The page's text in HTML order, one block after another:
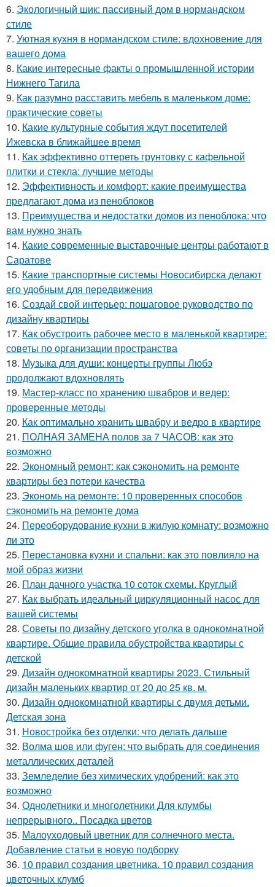
6. Экологичный шик: пассивный дом в нормандском
стиле
7. Уютная кухня в нормандском стиле: вдохновение для
вашего дома
8. Какие интересные факты о промышленной истории
Нижнего Тагила
9. Как разумно расставить мебель в маленьком доме:
практические советы
10. Какие культурные события ждут посетителей
Ижевска в ближайшее время
11. Как эффективно оттереть грунтовку с кафельной
плитки и стекла: лучшие методы
12. Эффективность и комфорт: какие преимущества
предлагают дома из пеноблоков
13. Преимущества и недостатки домов из пеноблока: что
вам нужно знать
14. Какие современные выставочные центры работают в
Саратове
15. Какие транспортные системы Новосибирска делают
его удобным для передвижения
16. Создай свой интерьер: пошаговое руководство по
дизайну квартиры
17. Как обустроить рабочее место в маленькой квартире:
советы по организации пространства
18. Музыка для души: концерты группы Любэ
продолжают вдохновлять
19. Мастер-класс по хранению швабров и ведер:
проверенные методы
20. Как оптимально хранить швабру и ведро в квартире
21. ПОЛНАЯ ЗАМЕНА полов за 7 ЧАСОВ: как это
возможно
22. Экономный ремонт: как сэкономить на ремонте
квартиры без потери качества
23. Экономь на ремонте: 10 проверенных способов
сэкономить на ремонте дома
24. Переоборудование кухни в жилую комнату: возможно
ли это
25. Перестановка кухни и спальни: как это повлияло на
мой образ жизни
26. План дачного участка 10 соток схемы. Круглый
27. Как выбрать идеальный циркуляционный насос для
вашей системы
28. Советы по дизайну детского уголка в однокомнатной
квартире. Общие правила обустройства квартиры с
детской
29. Дизайн однокомнатной квартиры 2023. Стильный
дизайн маленьких квартир от 20 до 25 кв. м.
30. Дизайн однокомнатной квартиры с двумя детьми.
Детская зона
31. Новостройка без отделки: что делать дальше
32. Волма шов или фуген: что выбрать для соединения
металлических деталей
33. Земледелие без химических удобрений: как это
возможно
34. Однолетники и многолетники Для клумбы
непрерывного.. Посадка цветов
35. Малоуходовый цветник для солнечного места.
Добавление статьи в новую подборку
36. 10 правил создания цветника. 10 правил создания
цветочных клумб